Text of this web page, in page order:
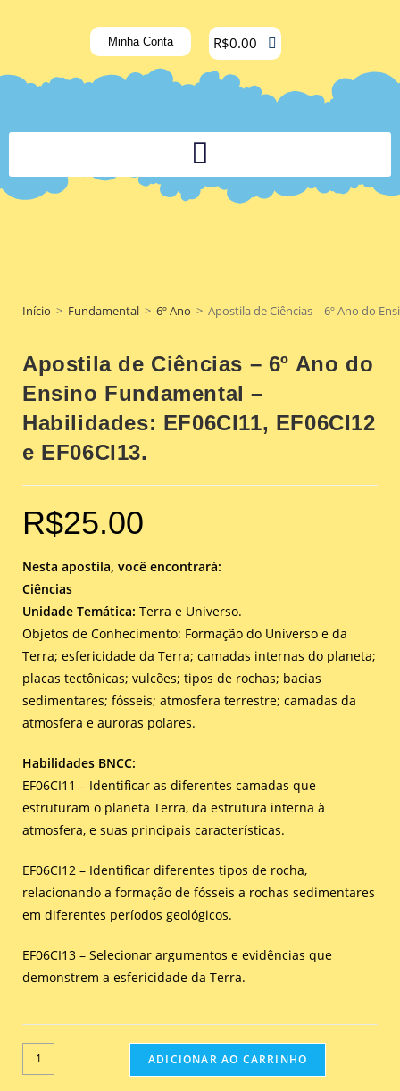
Minha Conta R$0.00
Início > Fundamental > 6º Ano > Apostila de Ciências – 6º Ano do
Apostila de Ciências – 6º Ano do
Ensino Fundamental –
Habilidades: EF06CI11, EF06CI12
e EF06CI13.
R$25.00
Nesta apostila, você encontrará:
Ciências
Unidade Temática: Terra e Universo.
Objetos de Conhecimento: Formação do Universo e da
Terra; esfericidade da Terra; camadas internas do planeta;
placas tectônicas; vulcões; tipos de rochas; bacias
sedimentares; fósseis; atmosfera terrestre; camadas da
atmosfera e auroras polares.
Habilidades BNCC:
EF06CI11 – Identificar as diferentes camadas que
estruturam o planeta Terra, da estrutura interna à
atmosfera, e suas principais características.
EF06CI12 – Identificar diferentes tipos de rocha,
relacionando a formação de fósseis a rochas sedimentares
em diferentes períodos geológicos.
EF06CI13 – Selecionar argumentos e evidências que
demonstrem a esfericidade da Terra.
ADICIONAR AO CARRINHO